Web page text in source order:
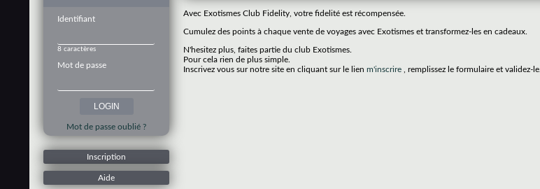
Identifiant
8 caractères
Mot de passe
Mot de passe oublié ?
Inscription
Aide
Avec Exotismes Club Fidelity, votre fidelité est récompensée.
Cumulez des points à chaque vente de voyages avec Exotismes et transformez-les en cadeaux.
N'hesitez plus, faites partie du club Exotismes.
Pour cela rien de plus simple.
Inscrivez vous sur notre site en cliquant sur le lien m'inscrire , remplissez le formulaire et validez-le.